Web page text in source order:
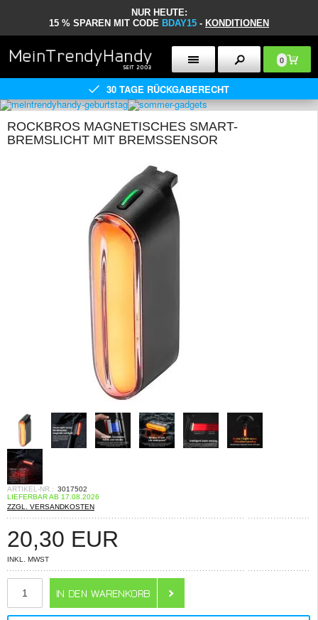
NUR HEUTE:
15 % SPAREN MIT CODE BDAY15 - KONDITIONEN
0
30 TAGE RÜCKGABERECHT
ROCKBROS MAGNETISCHES SMART-
BREMSLICHT MIT BREMSSENSOR
ARTIKEL-NR.: 3017502
LIEFERBAR AB 17.08.2026
ZZGL. VERSANDKOSTEN
20,30 EUR
INKL. MWST